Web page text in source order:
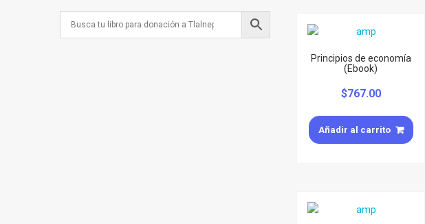
Principios de economía
(Ebook)
$767.00
Añadir al carrito